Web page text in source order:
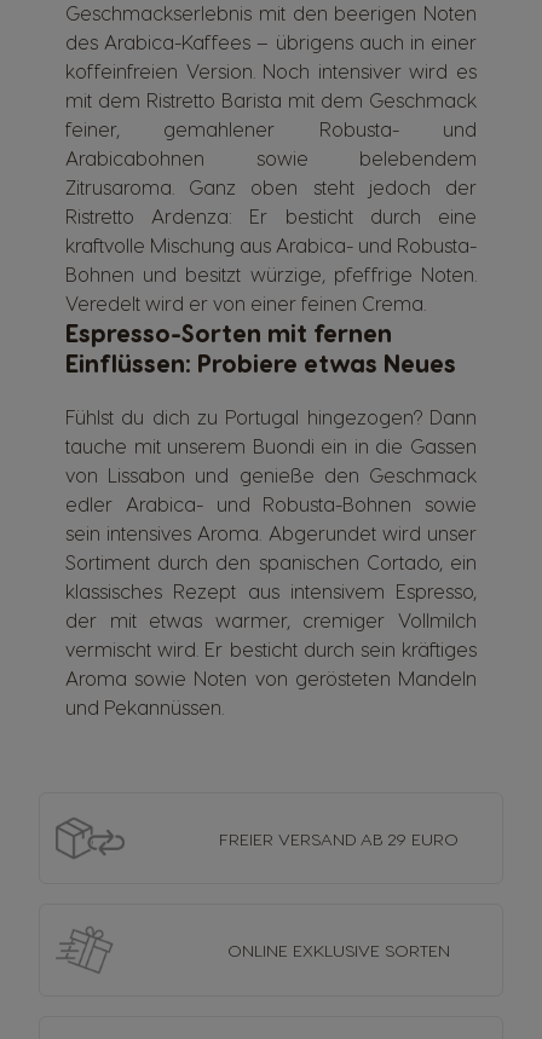
Geschmackserlebnis mit den beerigen Noten
des Arabica-Kaffees – übrigens auch in einer
koffeinfreien Version. Noch intensiver wird es
mit dem Ristretto Barista mit dem Geschmack
feiner, gemahlener Robusta- und
Arabicabohnen sowie belebendem
Zitrusaroma. Ganz oben steht jedoch der
Ristretto Ardenza: Er besticht durch eine
kraftvolle Mischung aus Arabica- und Robusta-
Bohnen und besitzt würzige, pfeffrige Noten.
Veredelt wird er von einer feinen Crema.
Espresso-Sorten mit fernen
Einflüssen: Probiere etwas Neues
Fühlst du dich zu Portugal hingezogen? Dann
tauche mit unserem Buondi ein in die Gassen
von Lissabon und genieße den Geschmack
edler Arabica- und Robusta-Bohnen sowie
sein intensives Aroma. Abgerundet wird unser
Sortiment durch den spanischen Cortado, ein
klassisches Rezept aus intensivem Espresso,
der mit etwas warmer, cremiger Vollmilch
vermischt wird. Er besticht durch sein kräftiges
Aroma sowie Noten von gerösteten Mandeln
und Pekannüssen.
FREIER VERSANDAB 29 EURO
ONLINE EXKLUSIVE SORTEN